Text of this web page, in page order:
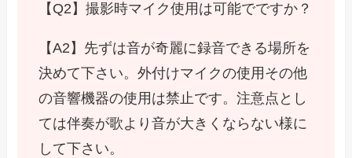
【Q2】撮影時マイク使用は可能でですか？
【A2】先ずは音が奇麗に録音できる場所を
決めて下さい。外付けマイクの使用その他
の音響機器の使用は禁止です。注意点とし
ては伴奏が歌より音が大きくならない様に
して下さい。